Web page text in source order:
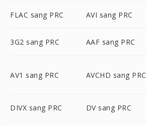
FLAC sang PRC AVI sang PRC
3G2 sang PRC AAF sang PRC
AV1 sang PRC AVCHD sang PRC
DIVX sang PRC DV sang PRC